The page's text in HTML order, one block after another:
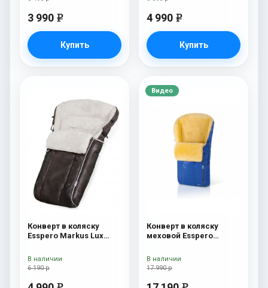
3 990 e
Купить
4 990 e
Купить
Конверт в коляску
Esspero Markus Lux
овечья шерсть) Brown
6 190 р
В наличии
Видео
Конверт в коляску
меховой Esspero
(натуральная овчина)
Sky
17 990 р
В наличии